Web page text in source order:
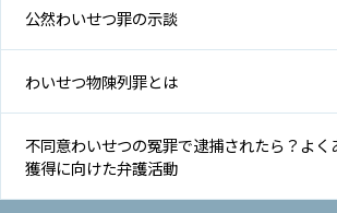
公然わいせつ罪の示談
わいせつ物陳列罪とは
不同意わいせつの冤罪で逮捕されたら？よく
獲得に向けた弁護活動